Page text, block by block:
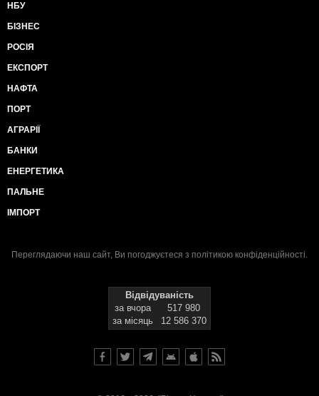
НБУ
БІЗНЕС
РОСІЯ
ЕКСПОРТ
НАФТА
ПОРТ
АГРАРІЇ
БАНКИ
ЕНЕРГЕТИКА
ПАЛЬНЕ
ІМПОРТ
Переглядаючи наш сайт, Ви погоджуєтеся з політикою конфіденційності.
Відвідуваність
за вчора
517 980
за місяць
12 586 370